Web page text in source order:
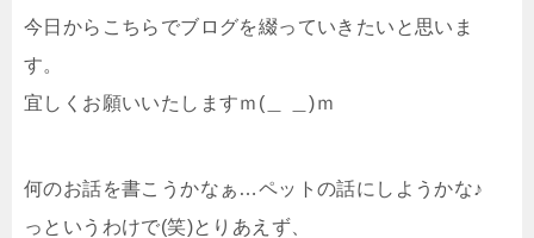
今日からこちらでブログを綴っていきたいと思いま
す。
宜しくお願いいたしますｍ(＿ ＿)ｍ
何のお話を書こうかなぁ…ペットの話にしようかな♪
っというわけで(笑)とりあえず、